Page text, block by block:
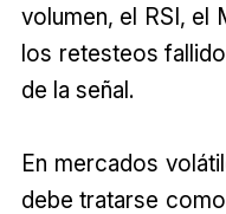
volumen, el RSI, el
los retesteos
de la señal.
En mercados
debe tratarse